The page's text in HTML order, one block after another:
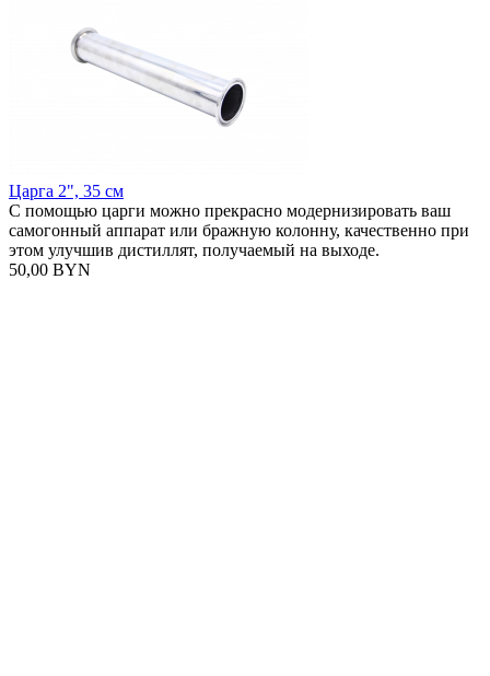
Царга 2", 35 см
С помощью царги можно прекрасно модернизировать ваш
самогонный аппарат или бражную колонну, качественно при
этом улучшив дистиллят, получаемый на выходе.
50,00 BYN